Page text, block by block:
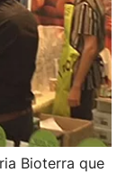
Bioterra que